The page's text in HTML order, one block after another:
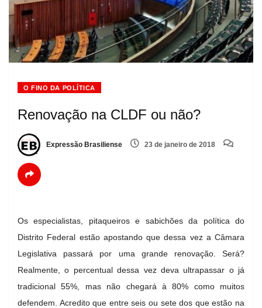
O FINO DA POLÍTICA
Renovação na CLDF ou não?
Expressão Brasiliense 23 de janeiro de 2018
Os especialistas, pitaqueiros e sabichões da política do
Distrito Federal estão apostando que dessa vez a Câmara
Legislativa passará por uma grande renovação. Será?
Realmente, o percentual dessa vez deva ultrapassar o já
tradicional 55%, mas não chegará à 80% como muitos
defendem. Acredito que entre seis ou sete dos que estão na